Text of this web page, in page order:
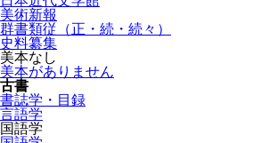
美術新報
群書類従（正・続・続々）
史料纂集
美本なし
美本がありません
古書
書誌学・目録
言語学
国語学